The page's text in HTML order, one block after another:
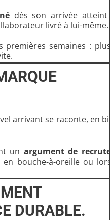
dès son arrivée
livré à lui-même.
premières semaines :
arrivant se raconte, en
un argument de
bouche-à-oreille ou
DURABLE.